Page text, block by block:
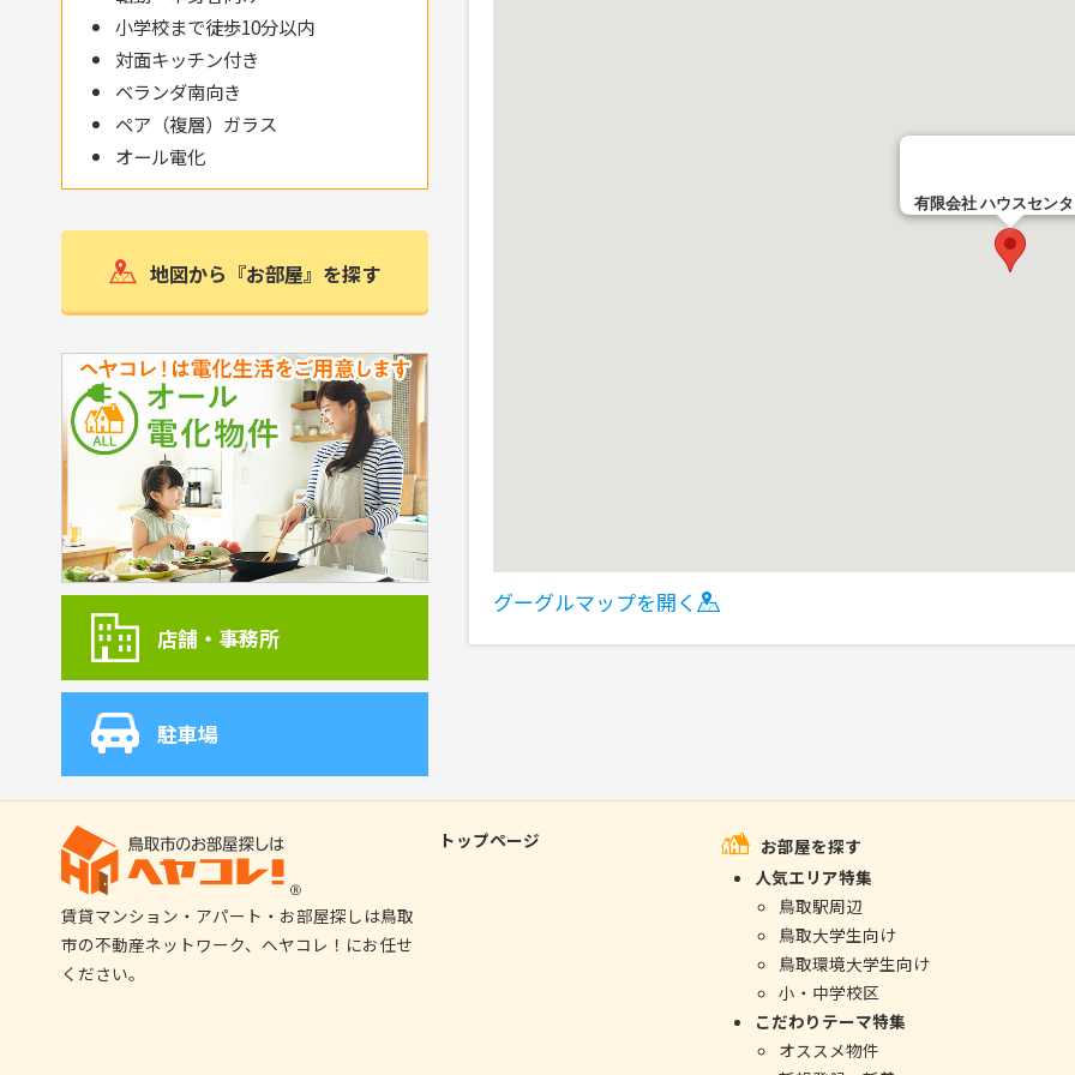
有限会社 ハウスセン
グーグルマップを開く
小学校まで徒歩10分以内
対面キッチン付き
ベランダ南向き
ペア（複層）ガラス
オール電化
地図から『お部屋』を探す
店舗・事務所
駐車場
賃貸マンション・アパート・お部屋探しは鳥取
市の不動産ネットワーク、ヘヤコレ！にお任せ
ください。
トップページ
お部屋を探す
人気エリア特集
鳥取駅周辺
鳥取大学生向け
鳥取環境大学生向け
小・中学校区
こだわりテーマ特集
オススメ物件